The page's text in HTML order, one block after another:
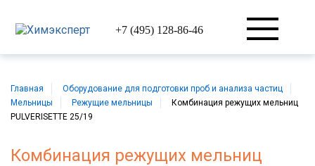
+7 (495) 128-86-46
Главная
Оборудование для подготовки проб и анализа частиц
Мельницы
Режущие мельницы
Комбинация режущих мельниц
PULVERISETTE 25/19
Комбинация режущих мельниц